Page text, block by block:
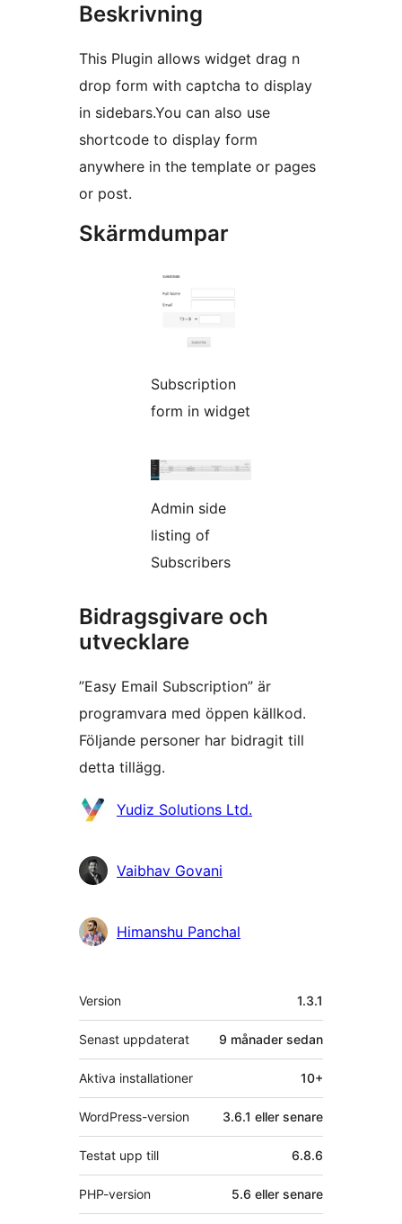
Beskrivning
This Plugin allows widget drag n
drop form with captcha to display
in sidebars.You can also use
shortcode to display form
anywhere in the template or pages
or post.
Skärmdumpar
Subscription
form in widget
Admin side
listing of
Subscribers
Bidragsgivare och
utvecklare
”Easy Email Subscription” är
programvara med öppen källkod.
Följande personer har bidragit till
detta tillägg.
BidragandeYudiz Solutions Ltd.
Vaibhav Govani
Himanshu Panchal
Meta
Version 1.3.1
Senast uppdaterat 9 månader sedan
Aktiva installationer 10+
WordPress-version 3.6.1 eller senare
Testat upp till 6.8.6
PHP-version 5.6 eller senare